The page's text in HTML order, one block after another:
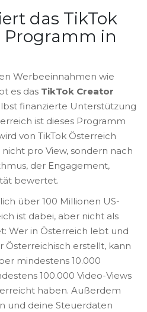
das TikTok
Programm in
Werbeeinnahmen wie
es das TikTok Creator
finanzierte Unterstützung
ist dieses Programm
von TikTok Österreich
pro View, sondern nach
der Engagement,
bewertet.
über 100 Millionen US-
ist dabei, aber nicht als
Wer in Österreich lebt und
Österreichisch erstellt, kann
mindestens 10.000
100.000 Video-Views
haben. Außerdem
und deine Steuerdaten